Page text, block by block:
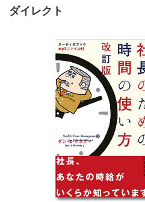
ダイレクト